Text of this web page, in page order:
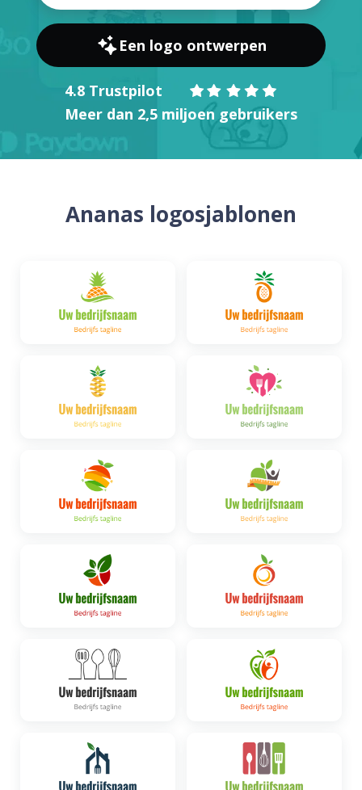
INLOGGEN
Een logo ontwerpen
4.8 Trustpilot
Meer dan 2,5 miljoen gebruikers
Ananas logosjablonen